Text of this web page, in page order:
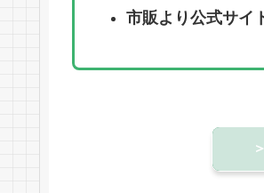
市販より公式サイ